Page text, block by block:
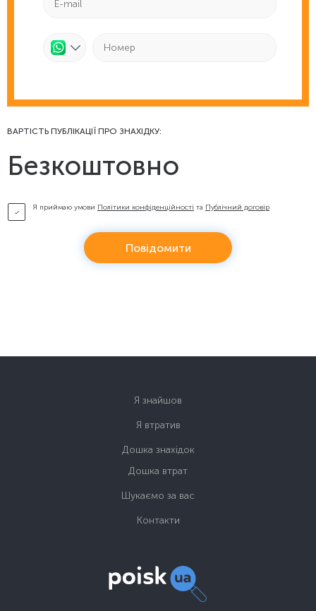
ВАРТІСТЬ ПУБЛІКАЦІЇ ПРО ЗНАХІДКУ:
Безкоштовно
Я приймаю умови Політики конфіденційності та Публічний договір
Повідомити
Я знайшов
Я втратив
Дошка знахідок
Дошка втрат
Шукаємо за вас
Контакти